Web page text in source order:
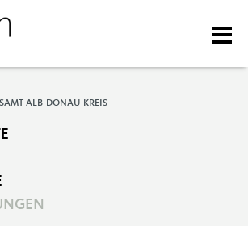
ALB-DONAU-KREIS